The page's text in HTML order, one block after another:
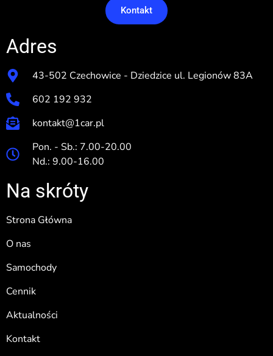
Kontakt
Adres
43-502 Czechowice - Dziedzice ul. Legionów 83A
602 192 932
kontakt@1car.pl
Pon. - Sb.: 7.00-20.00
Nd.: 9.00-16.00
Na skróty
Strona Główna
O nas
Samochody
Cennik
Aktualności
Kontakt